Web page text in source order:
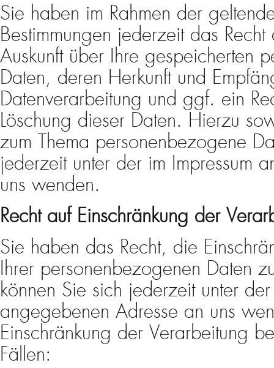
Sie haben im Rahmen der
Bestimmungen jederzeit das
Auskunft über Ihre gespeicherten
Daten, deren Herkunft und
Datenverarbeitung und ggf. ein
Löschung dieser Daten. Hierzu
zum Thema personenbezogene
jederzeit unter der im Impressum
uns wenden.
Recht auf Einschränkung der
Sie haben das Recht, die
Ihrer personenbezogenen Daten
können Sie sich jederzeit unter
angegebenen Adresse an uns
Einschränkung der Verarbeitung
Fällen: